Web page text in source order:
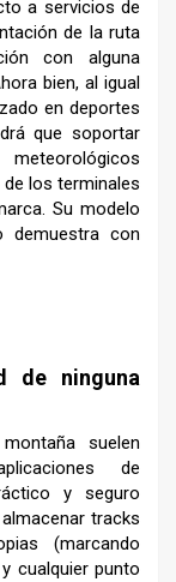
a servicios de
de la ruta
con alguna
bien, al igual
en deportes
que soportar
los terminales
Su modelo
demuestra con
de ninguna
suelen
de
y seguro
tracks
(marcando
cualquier punto